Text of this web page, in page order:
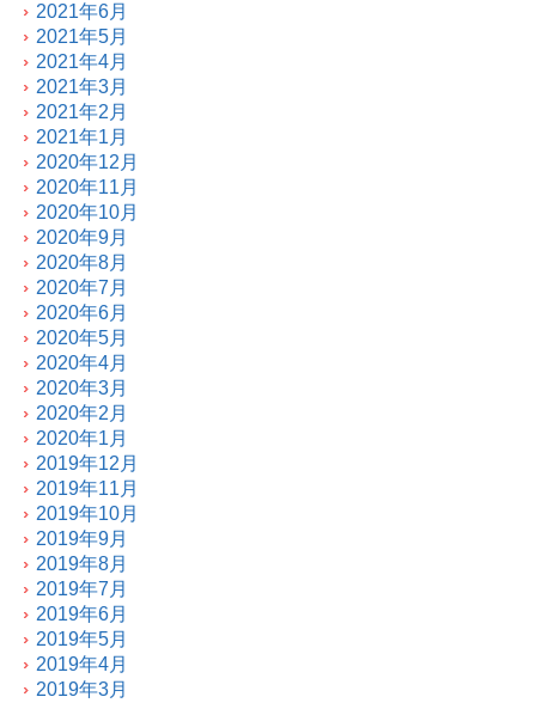
2021年6月
2021年5月
2021年4月
2021年3月
2021年2月
2021年1月
2020年12月
2020年11月
2020年10月
2020年9月
2020年8月
2020年7月
2020年6月
2020年5月
2020年4月
2020年3月
2020年2月
2020年1月
2019年12月
2019年11月
2019年10月
2019年9月
2019年8月
2019年7月
2019年6月
2019年5月
2019年4月
2019年3月